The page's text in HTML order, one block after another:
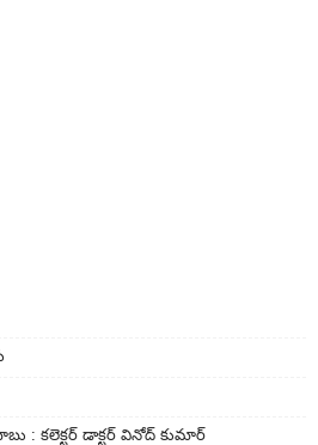
: కలెక్టర్ డాక్టర్ వినోద్ కుమార్